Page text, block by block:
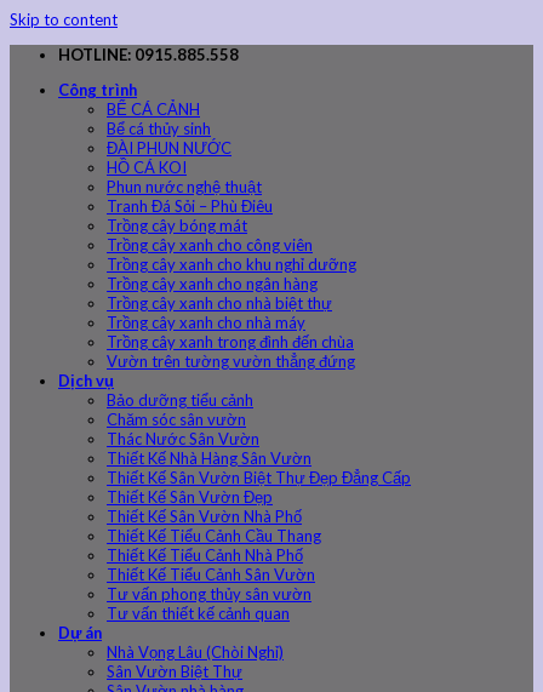
Skip to content
HOTLINE: 0915.885.558
Công trình
BỂ CÁ CẢNH
Bể cá thủy sinh
ĐÀI PHUN NƯỚC
HỒ CÁ KOI
Phun nước nghệ thuật
Tranh Đá Sỏi – Phù Điêu
Trồng cây bóng mát
Trồng cây xanh cho công viên
Trồng cây xanh cho khu nghỉ dưỡng
Trồng cây xanh cho ngân hàng
Trồng cây xanh cho nhà biệt thự
Trồng cây xanh cho nhà máy
Trồng cây xanh trong đình đến chùa
Vườn trên tường vườn thẳng đứng
Dịch vụ
Bảo dưỡng tiểu cảnh
Chăm sóc sân vườn
Thác Nước Sân Vườn
Thiết Kế Nhà Hàng Sân Vườn
Thiết Kế Sân Vườn Biệt Thự Đẹp Đẳng Cấp
Thiết Kế Sân Vườn Đẹp
Thiết Kế Sân Vườn Nhà Phố
Thiết Kế Tiểu Cảnh Cầu Thang
Thiết Kế Tiểu Cảnh Nhà Phố
Thiết Kế Tiểu Cảnh Sân Vườn
Tư vấn phong thủy sân vườn
Tư vấn thiết kế cảnh quan
Dự án
Nhà Vọng Lâu (Chòi Nghỉ)
Sân Vườn Biệt Thự